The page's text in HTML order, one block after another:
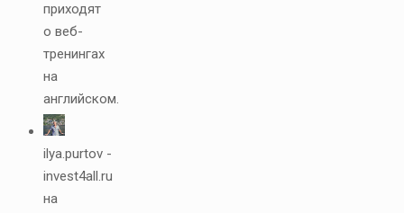
приходят
о веб-
тренингах
на
английском.
ilya.purtov -
invest4all.ru
на